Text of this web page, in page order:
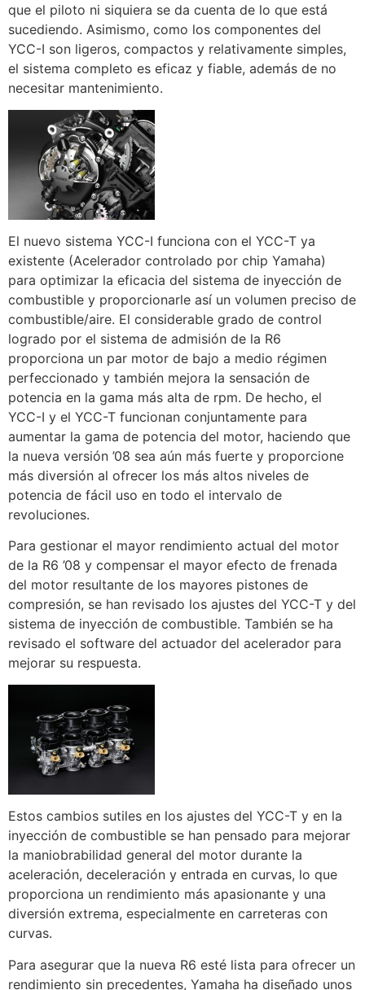
que el piloto ni siquiera se da cuenta de lo que está
sucediendo. Asimismo, como los componentes del
YCC-I son ligeros, compactos y relativamente simples,
el sistema completo es eficaz y fiable, además de no
necesitar mantenimiento.
El nuevo sistema YCC-I funciona con el YCC-T ya
existente (Acelerador controlado por chip Yamaha)
para optimizar la eficacia del sistema de inyección de
combustible y proporcionarle así un volumen preciso de
combustible/aire. El considerable grado de control
logrado por el sistema de admisión de la R6
proporciona un par motor de bajo a medio régimen
perfeccionado y también mejora la sensación de
potencia en la gama más alta de rpm. De hecho, el
YCC-I y el YCC-T funcionan conjuntamente para
aumentar la gama de potencia del motor, haciendo que
la nueva versión ’08 sea aún más fuerte y proporcione
más diversión al ofrecer los más altos niveles de
potencia de fácil uso en todo el intervalo de
revoluciones.
Para gestionar el mayor rendimiento actual del motor
de la R6 ’08 y compensar el mayor efecto de frenada
del motor resultante de los mayores pistones de
compresión, se han revisado los ajustes del YCC-T y del
sistema de inyección de combustible. También se ha
revisado el software del actuador del acelerador para
mejorar su respuesta.
Estos cambios sutiles en los ajustes del YCC-T y en la
inyección de combustible se han pensado para mejorar
la maniobrabilidad general del motor durante la
aceleración, deceleración y entrada en curvas, lo que
proporciona un rendimiento más apasionante y una
diversión extrema, especialmente en carreteras con
curvas.
Para asegurar que la nueva R6 esté lista para ofrecer un
rendimiento sin precedentes, Yamaha ha diseñado unos